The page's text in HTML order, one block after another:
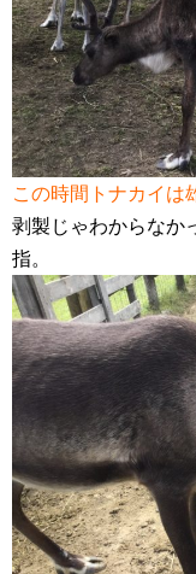
この時間トナカイは
剥製じゃわからなか
指。